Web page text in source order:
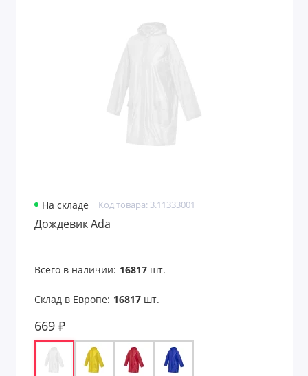
На складе Код товара: 3.11333001
Дождевик Ada
Всего в наличии: 16817шт.
Склад в Европе: 16817шт.
669 ₽